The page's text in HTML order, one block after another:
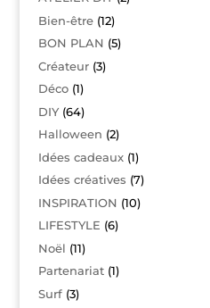
Bien-être(12)
BON PLAN (5)
Créateur(3)
Déco(1)
DIY(64)
Halloween (2)
Idées cadeaux(1)
Idées créatives (7)
INSPIRATION (10)
LIFESTYLE (6)
Noël (11)
Partenariat(1)
Surf(3)